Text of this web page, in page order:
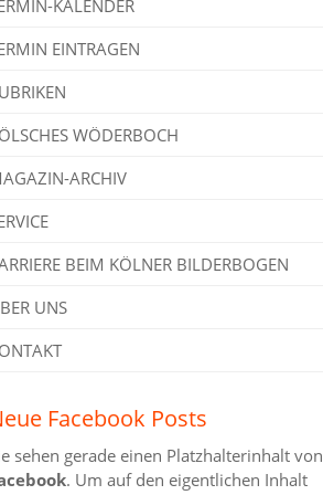
KALENDER
EINTRAGEN
WÖDERBOCH
ARCHIV
BEIM KÖLNER BILDERBOGEN
UNS
Facebook Posts
sehen gerade einen Platzhalterinhalt von
. Um auf den eigentlichen Inhalt